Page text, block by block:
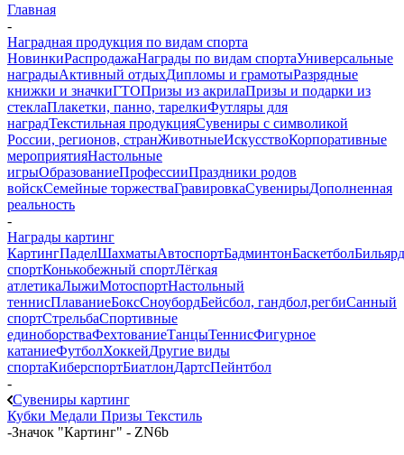
Главная
-
Наградная продукция по видам спорта
НовинкиРаспродажаНаграды по видам спортаУниверсальные
наградыАктивный отдыхДипломы и грамотыРазрядные
книжки и значкиГТОПризы из акрилаПризы и подарки из
стеклаПлакетки, панно, тарелкиФутляры для
наградТекстильная продукцияСувениры с символикой
России, регионов, странЖивотныеИскусствоКорпоративные
мероприятияНастольные
игрыОбразованиеПрофессииПраздники родов
войскСемейные торжестваГравировкаСувенирыДополненная
реальность
-
Награды картинг
КартингПаделШахматыАвтоспортБадминтонБаскетболБильярд
спортКонькобежный спортЛёгкая
атлетикаЛыжиМотоспортНастольный
теннисПлаваниеБоксСноубордБейсбол, гандбол,регбиСанный
спортСтрельбаСпортивные
единоборстваФехтованиеТанцыТеннисФигурное
катаниеФутболХоккейДругие виды
спортаКиберспортБиатлонДартсПейнтбол
-
Сувениры картинг
Кубки Медали Призы Текстиль
-Значок "Картинг" - ZN6b